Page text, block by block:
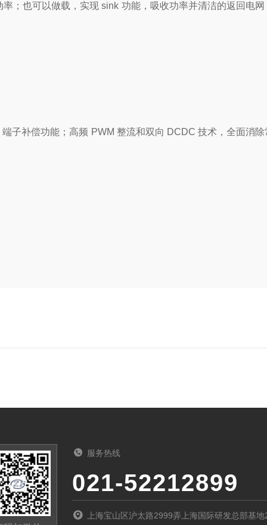
；也可以做载，实现 sink 功能，吸收功率并清洁的返回电
子补偿功能；高频 PWM 整流和双向 DCDC 技术，全面消
服务热线
021-52212899
上海宝山区沪太路2999弄上海国际研发总部基